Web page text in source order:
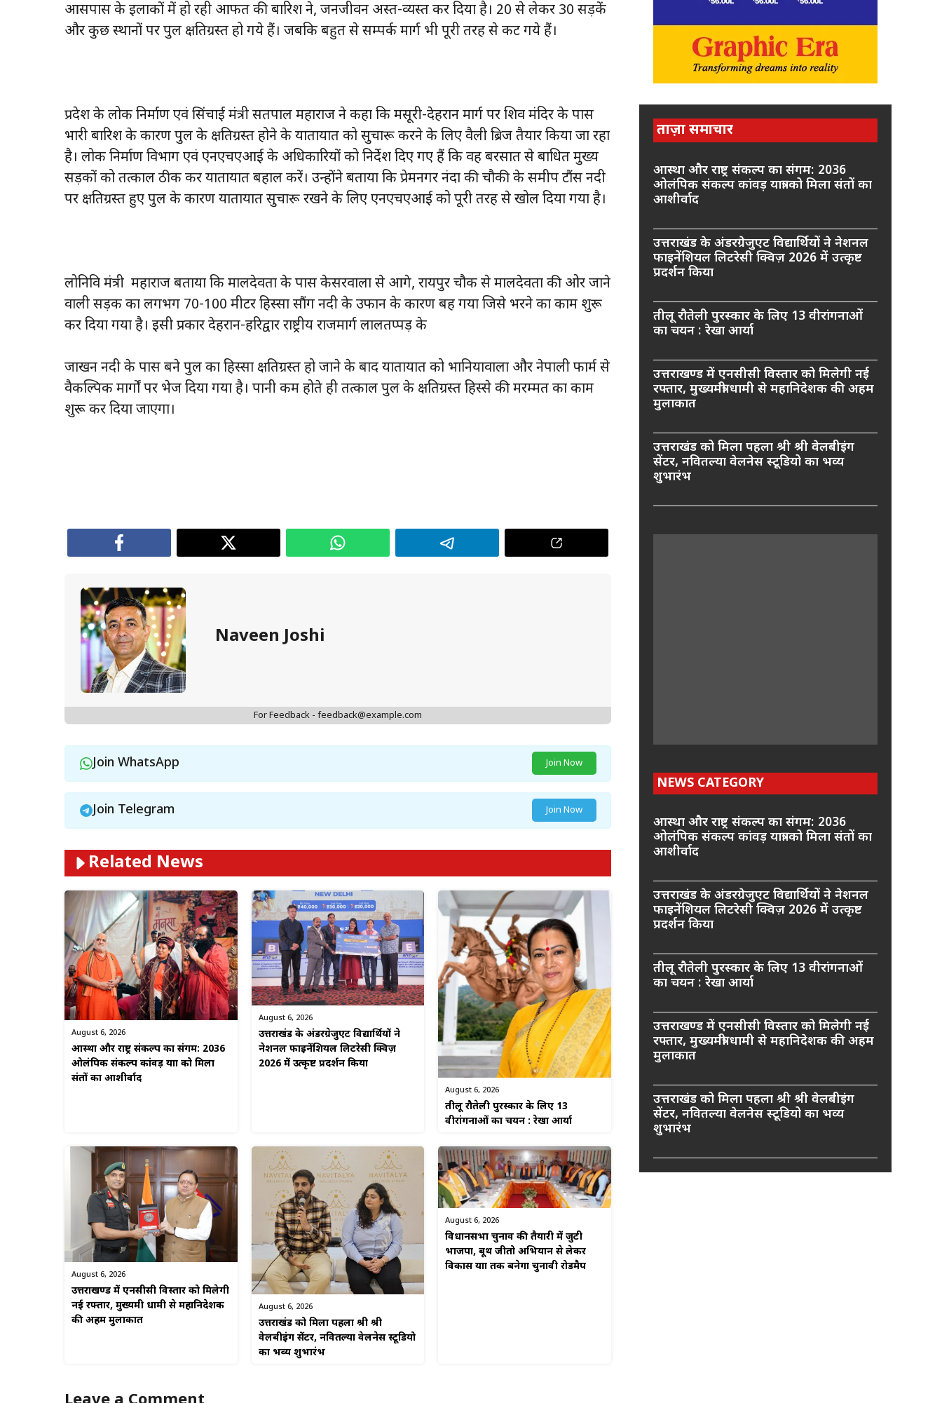
आसपास के इलाकों में हो रही आफत की बारिश ने, जनजीवन अस्त-व्यस्त कर दिया है। 20 से लेकर 30 सड़कें
और कुछ स्थानों पर पुल क्षतिग्रस्त हो गये हैं। जबकि बहुत से सम्पर्क मार्ग भी पूरी तरह से कट गये हैं।
प्रदेश के लोक निर्माण एवं सिंचाई मंत्री सतपाल महाराज ने कहा कि मसूरी-देहरादून मार्ग पर शिव मंदिर के पास
भारी बारिश के कारण पुल के क्षतिग्रस्त होने के यातायात को सुचारू करने के लिए वैली ब्रिज तैयार किया जा रहा
है। लोक निर्माण विभाग एवं एनएचएआई के अधिकारियों को निर्देश दिए गए हैं कि वह बरसात से बाधित मुख्य
सड़कों को तत्काल ठीक कर यातायात बहाल करें। उन्होंने बताया कि प्रेमनगर नंदा की चौकी के समीप टौंस नदी
पर क्षतिग्रस्त हुए पुल के कारण यातायात सुचारू रखने के लिए एनएचएआई को पूरी तरह से खोल दिया गया है।
लोनिवि मंत्री महाराज बताया कि मालदेवता के पास केसरवाला से आगे, रायपुर चौक से मालदेवता की ओर जाने
वाली सड़क का लगभग 70-100 मीटर हिस्सा सौंग नदी के उफान के कारण बह गया जिसे भरने का काम शुरू
कर दिया गया है। इसी प्रकार देहरादून-हरिद्वार राष्ट्रीय राजमार्ग लालतप्पड़ के
जाखन नदी के पास बने पुल का हिस्सा क्षतिग्रस्त हो जाने के बाद यातायात को भानियावाला और नेपाली फार्म से
वैकल्पिक मार्गों पर भेज दिया गया है। पानी कम होते ही तत्काल पुल के क्षतिग्रस्त हिस्से की मरम्मत का काम
शुरू कर दिया जाएगा।
Naveen Joshi
For Feedback - feedback@example.com
Join WhatsApp Join Now
Join Telegram Join Now
Related News
August 6, 2026
आस्था और राष्ट्र संकल्प का संगम: 2036
ओलंपिक संकल्प कांवड़ यात्रा को मिला
संतों का आशीर्वाद
August 6, 2026
उत्तराखंड के अंडरग्रेजुएट विद्यार्थियों ने
नेशनल फाइनेंशियल लिटरेसी क्विज़
2026 में उत्कृष्ट प्रदर्शन किया
August 6, 2026
तीलू रौतेली पुरस्कार के लिए 13
वीरांगनाओं का चयन : रेखा आर्या
August 6, 2026
उत्तराखण्ड में एनसीसी विस्तार को मिलेगी
नई रफ्तार, मुख्यमंत्री धामी से महानिदेशक
की अहम मुलाकात
August 6, 2026
उत्तराखंड को मिला पहला श्री श्री
वेलबीइंग सेंटर, नवितल्या वेलनेस स्टूडियो
का भव्य शुभारंभ
August 6, 2026
विधानसभा चुनाव की तैयारी में जुटी
भाजपा, बूथ जीतो अभियान से लेकर
विकास यात्रा तक बनेगा चुनावी रोडमैप
ताज़ा समाचार
आस्था और राष्ट्र संकल्प का संगम: 2036
ओलंपिक संकल्प कांवड़ यात्रा को मिला संतों का
आशीर्वाद
उत्तराखंड के अंडरग्रेजुएट विद्यार्थियों ने नेशनल
फाइनेंशियल लिटरेसी क्विज़ 2026 में उत्कृष्ट
प्रदर्शन किया
तीलू रौतेली पुरस्कार के लिए 13 वीरांगनाओं
का चयन : रेखा आर्या
उत्तराखण्ड में एनसीसी विस्तार को मिलेगी नई
रफ्तार, मुख्यमंत्री धामी से महानिदेशक की अहम
मुलाकात
उत्तराखंड को मिला पहला श्री श्री वेलबीइंग
सेंटर, नवितल्या वेलनेस स्टूडियो का भव्य
शुभारंभ
NEWS CATEGORY
आस्था और राष्ट्र संकल्प का संगम: 2036
ओलंपिक संकल्प कांवड़ यात्रा को मिला संतों का
आशीर्वाद
उत्तराखंड के अंडरग्रेजुएट विद्यार्थियों ने नेशनल
फाइनेंशियल लिटरेसी क्विज़ 2026 में उत्कृष्ट
प्रदर्शन किया
तीलू रौतेली पुरस्कार के लिए 13 वीरांगनाओं
का चयन : रेखा आर्या
उत्तराखण्ड में एनसीसी विस्तार को मिलेगी नई
रफ्तार, मुख्यमंत्री धामी से महानिदेशक की अहम
मुलाकात
उत्तराखंड को मिला पहला श्री श्री वेलबीइंग
सेंटर, नवितल्या वेलनेस स्टूडियो का भव्य
शुभारंभ